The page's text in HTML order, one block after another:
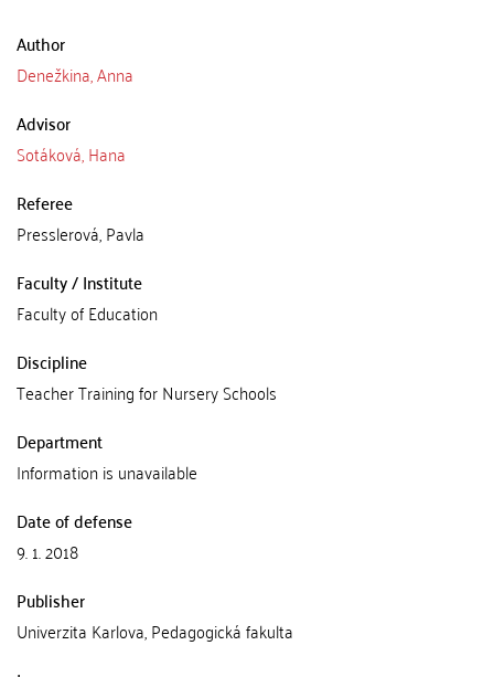
Author
Denežkina, Anna
Advisor
Sotáková, Hana
Referee
Presslerová, Pavla
Faculty / Institute
Faculty of Education
Discipline
Teacher Training for Nursery Schools
Department
Information is unavailable
Date of defense
9. 1. 2018
Publisher
Univerzita Karlova, Pedagogická fakulta